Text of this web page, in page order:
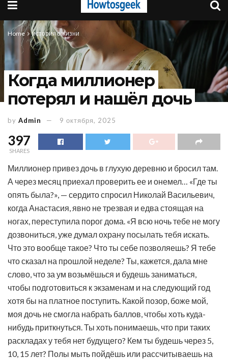
Home история о жизни
Когда миллионер
потерял и нашёл дочь
by Admin 9 октября, 2025
397
SHARES
Миллионер привез дочь в глухую деревню и бросил там.
А через месяц приехал проверить ее и онемел… «Где ты
опять была?», — сердито спросил Николай Васильевич,
когда Анастасия, явно не трезвая и едва стоящая на
ногах, переступила порог дома. «Я всю ночь тебе не могу
дозвониться, уже думал охрану посылать тебя искать.
Что это вообще такое? Что ты себе позволяешь? Я тебе
что сказал на прошлой неделе? Ты, кажется, дала мне
слово, что за ум возьмёшься и будешь заниматься,
чтобы подготовиться к экзаменам и на следующий год
хотя бы на платное поступить. Какой позор, боже мой,
моя дочь не смогла набрать баллов, чтобы хоть куда-
нибудь приткнуться. Ты хоть понимаешь, что при таких
раскладах у тебя нет будущего? Кем ты будешь через 5,
10, 15 лет? Полы мыть пойдёшь или рассчитываешь на